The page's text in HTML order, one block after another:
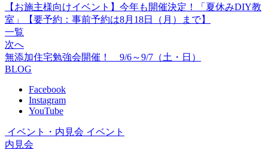
【お施主様向けイベント】今年も開催決定！「夏休みDIY教
室」【要予約：事前予約は8月18日（月）まで】
一覧
次へ
無添加住宅勉強会開催！ 9/6～9/7（土・日）
BLOG
Facebook
Instagram
YouTube
イベント・内見会 イベント
内見会